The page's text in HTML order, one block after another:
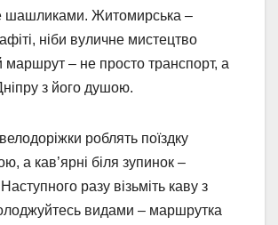
шашликами. Житомирська –
ніби вуличне мистецтво
– не просто транспорт, а
з його душою.
роблять поїздку
а кав’ярні біля зупинок –
разу візьміть каву з
видами – маршрутка